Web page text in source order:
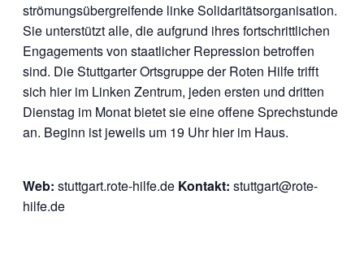
strömungsübergreifende linke Solidaritätsorganisation.
Sie unterstützt alle, die aufgrund ihres fortschrittlichen
Engagements von staatlicher Repression betroffen
sind. Die Stuttgarter Ortsgruppe der Roten Hilfe trifft
sich hier im Linken Zentrum, jeden ersten und dritten
Dienstag im Monat bietet sie eine offene Sprechstunde
an. Beginn ist jeweils um 19 Uhr hier im Haus.
Web: stuttgart.rote-hilfe.de Kontakt: stuttgart@rote-
hilfe.de